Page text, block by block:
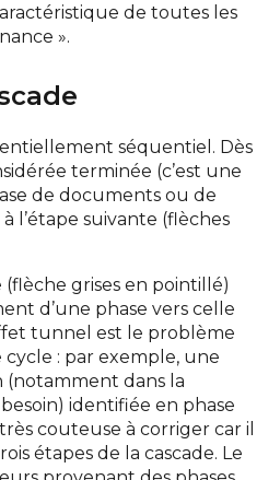
de toutes les
».
séquentiel. Dès
terminée (c’est une
de documents ou de
l’étape suivante (flèches
grises en pointillé)
d’une phase vers celle
tunnel est le problème
cycle : par exemple, une
dans la
identifiée en phase
couteuse à corriger car il
étapes de la cascade. Le